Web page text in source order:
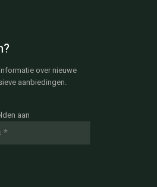
over nieuwe
aanbiedingen.
aan